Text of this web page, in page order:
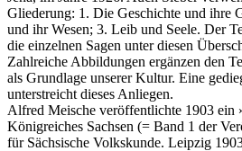
Gliederung: 1. Die Geschichte und ihre
und ihr Wesen; 3. Leib und Seele. Der
die einzelnen Sagen unter diesen
Zahlreiche Abbildungen ergänzen den
als Grundlage unserer Kultur. Eine
unterstreicht dieses Anliegen.
Alfred Meische veröffentlichte 1903 ein
Königreiches Sachsen (= Band 1 der
für Sächsische Volkskunde. Leipzig